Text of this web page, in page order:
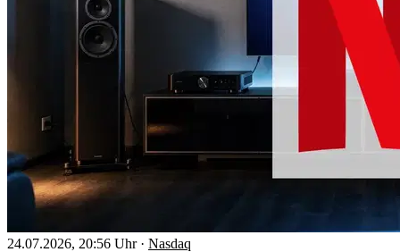
24.07.2026, 20:56 Uhr · Nasdaq